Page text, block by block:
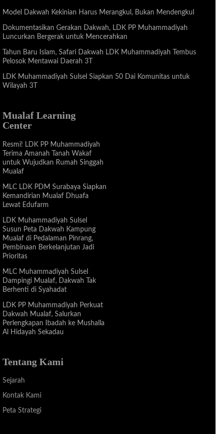
Model Dakwah Kekinian Harus Merangkul, Bukan Mendengkul
Dokumentasikan Gerakan Dakwah, LDK PP Muhammadiyah
Luncurkan Bergerak untuk Mencerahkan
Tahun Baru Islam, Safari Dakwah LDK Muhammadiyah Tembus
Pelosok Mentawai Daerah 3T
LDK Muhammadiyah Sulsel Siapkan 50 Dai Komunitas untuk
Wilayah 3T
Mualaf Learning
Center
Resmi! LDK PP Muhammadiyah
Terima Amanah Tanah Wakaf
untuk Wujudkan Rumah Singgah
Mualaf
MLC LDK PDM Surabaya Siapkan
Kemandirian Mualaf Dhuafa
Lewat Edufarm
LDK Muhammadiyah Sulsel
Susun Peta Dakwah Kampung
Mualaf di Pedalaman Pinrang,
Pembinaan Berkelanjutan Jadi
Prioritas
MLC Muhammadiyah Sulsel
Dampingi Mualaf, Dakwah Tak
Berhenti di Syahadat
LDK PP Muhammadiyah Perkuat
Dakwah Mualaf, Salurkan
Perlengkapan Ibadah ke Mushalla
Al Hidayah Sekadau
Tentang Kami
Sejarah
Kontak Kami
Peta Strategi